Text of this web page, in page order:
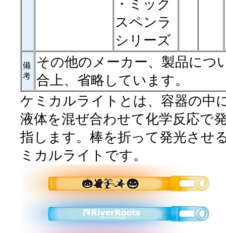
・ミック
スペンラ
シリーズ
備
考
その他のメーカー、製品につ
合上、省略しています。
ケミカルライトとは、容器の中
液体を混ぜ合わせて化学反応で
指します。棒を折って発光させ
ミカルライトです。